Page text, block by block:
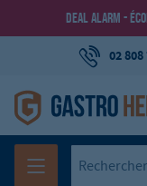
DEAL ALARM -
02 808